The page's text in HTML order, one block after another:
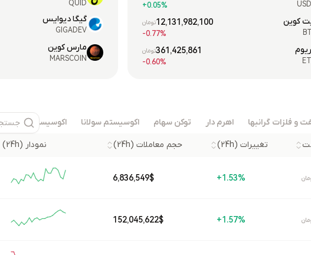
0.05%+
کوین 12,131,982,100تومان
0.77%-
361,425,861تومان
0.60%-
QUID
گیگا دیوایس
GIGADEV
مارس کوین
MARSCOIN
و فلزات گرانبها اهرم دار توکن سهام اکوسیستم سولانا اکوسیستم سویی
تغییرات (24h) حجم معاملات (24h) نمودار (24h)
1.53%+
$
6,836,549
1.57%+
$
152,045,622